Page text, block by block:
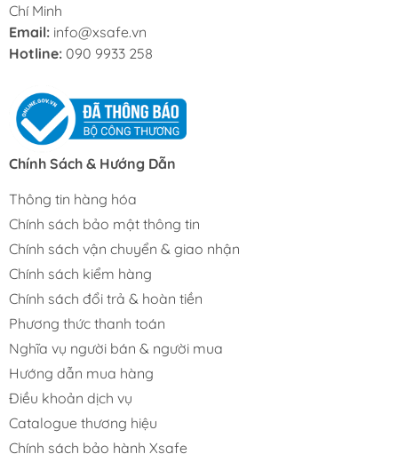
Chí Minh
Email: info@xsafe.vn
Hotline: 090 9933 258
Chính Sách & Hướng Dẫn
Thông tin hàng hóa
Chính sách bảo mật thông tin
Chính sách vận chuyển & giao nhận
Chính sách kiểm hàng
Chính sách đổi trả & hoàn tiền
Phương thức thanh toán
Nghĩa vụ người bán & người mua
Hướng dẫn mua hàng
Điều khoản dịch vụ
Catalogue thương hiệu
Chính sách bảo hành Xsafe